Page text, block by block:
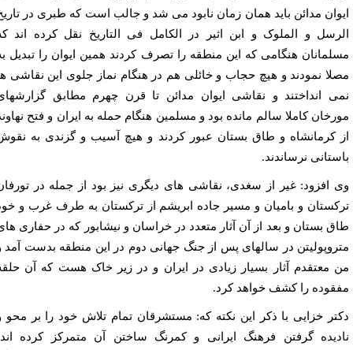
مدائن باید همان زمان نابود می شد و جالب است که طبری در تاریخ
و الملوک و ابن اثیر در الکامل فی التاریخ نقل کرده اند که
هنگامی که این منطقه را تصرف کردند همین ایوان را تبدیل به
نمودند و هیچ حجاب و خائلی هم در هنگام نماز جلوی این نقاشی ها
انداختند و نقاشی ایوان مدائن تا قرن چهرم مطابق گزارشهای
کاملا سالم مانده بود و مسلمین هنگام حمله به ایران و فتح نهاوند
کرمانشاه و طاق بستان عبور کردند و هیچ آسیب و گزندی به نقوش
نرساندند.
افزود: غیر از سغدی، نقاشی های دیگری نیز بود از جمله در تورفان
و بامیان و مسیر جاده ابریشم از ترکستان به طرف غرب و خود
بستان و بعد از آن آثار متعدد در خراسان و نیشابور که در حفاری های
در سالهای پس از جنگ جهانی دوم در این منطقه بدست آمد و
معتقدم آثار بسیار زیادی در ایران و در زیر خاک هست که آن حلقه
را کشف خواهد کرد.
خزایی با ذکر این نکته که: مستشرقان تمام تلاش خود را بر محو و
گرفتن فرهنگ ایرانی و کمرنگ ساختن آن متمرکز کرده اند،